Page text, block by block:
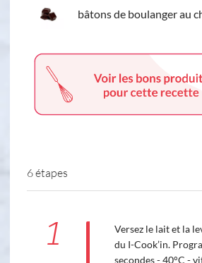
bâtons de boulanger au
6 étapes
1
Versez le lait et la
du I-Cook’in.
secondes - 40°C -